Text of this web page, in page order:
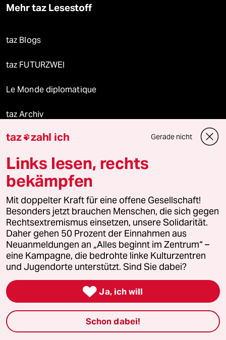
Mehr taz Lesestoff
taz Blogs
taz FUTURZWEI
Le Monde diplomatique
taz Archiv
Mehr taz Angebote
Kantine
Shop
Anzeigen
Fragen & Hilfe
taz zahl ich Gerade nicht
Links lesen, rechts
bekämpfen
Mit doppelter Kraft für eine offene Gesellschaft!
Besonders jetzt brauchen Menschen, die sich gegen
Rechtsextremismus einsetzen, unsere Solidarität.
Daher gehen 50 Prozent der Einnahmen aus
Neuanmeldungen an „Alles beginnt im Zentrum“ –
eine Kampagne, die bedrohte linke Kulturzentren
und Jugendorte unterstützt. Sind Sie dabei?
 Ja, ich will
Schon dabei!